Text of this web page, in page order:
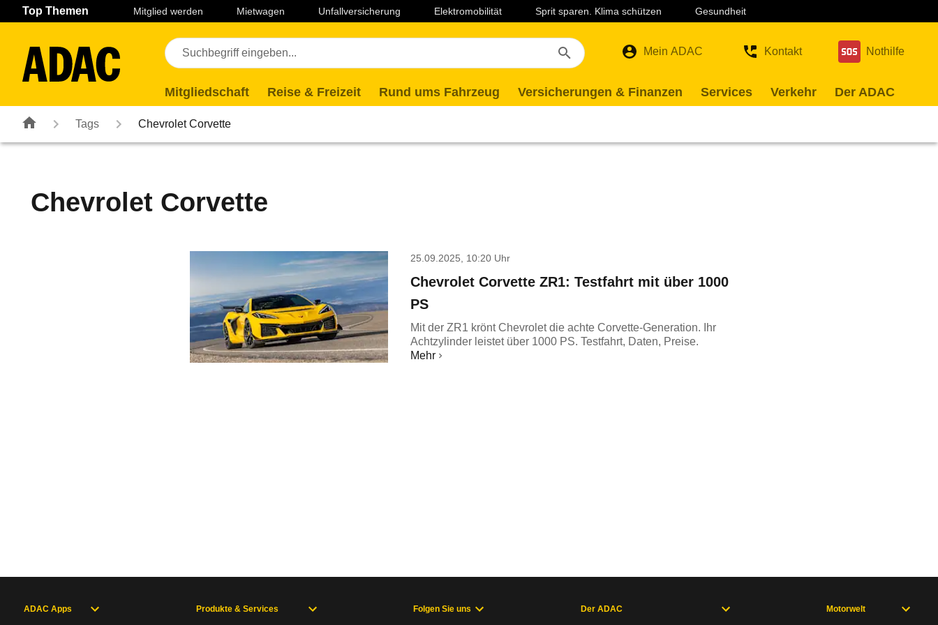
Navigation Seiteninhalt Fußzeile
Top Themen Mitglied werden Mietwagen Unfallversicherung Elektromobilität Sprit sparen. Klima schützen Gesundheit
Mein ADAC Kontakt Nothilfe
Mitgliedschaft Reise & Freizeit Rund ums Fahrzeug Versicherungen & Finanzen Services Verkehr Der ADAC
Tags Chevrolet Corvette
Chevrolet Corvette
25.09.2025, 10:20 Uhr
Chevrolet Corvette ZR1: Testfahrt mit über 1000
PS
Mit der ZR1 krönt Chevrolet die achte Corvette-Generation. Ihr
Achtzylinder leistet über 1000 PS. Testfahrt, Daten, Preise.
Mehr
ADAC Apps Produkte & Services Folgen Sie uns Der ADAC Motorwelt